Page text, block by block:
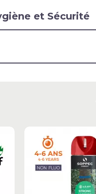
et Sécurité